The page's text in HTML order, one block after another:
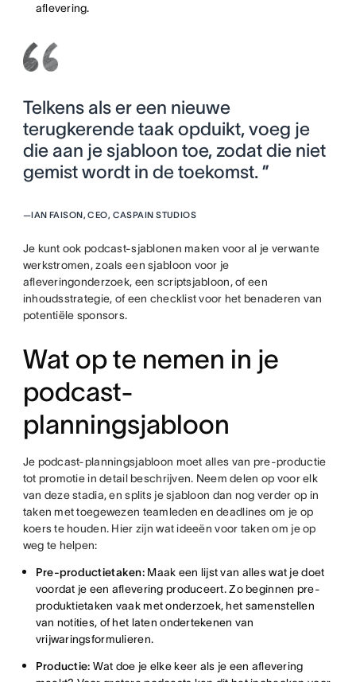
aflevering.
Telkens als er een nieuwe
terugkerende taak opduikt, voeg je
die aan je sjabloon toe, zodat die niet
gemist wordt in de toekomst. ”
—IAN FAISON, CEO, CASPAIN STUDIOS
Je kunt ook podcast-sjablonen maken voor al je verwante
werkstromen, zoals een sjabloon voor je
afleveringonderzoek, een scriptsjabloon, of een
inhoudsstrategie, of een checklist voor het benaderen van
potentiële sponsors.
Wat op te nemen in je
podcast-
planningsjabloon
Je podcast-planningsjabloon moet alles van pre-productie
tot promotie in detail beschrijven. Neem delen op voor elk
van deze stadia, en splits je sjabloon dan nog verder op in
taken met toegewezen teamleden en deadlines om je op
koers te houden. Hier zijn wat ideeën voor taken om je op
weg te helpen:
Pre-productietaken: Maak een lijst van alles wat je doet
voordat je een aflevering produceert. Zo beginnen pre-
produktietaken vaak met onderzoek, het samenstellen
van notities, of het laten ondertekenen van
vrijwaringsformulieren.
Productie: Wat doe je elke keer als je een aflevering